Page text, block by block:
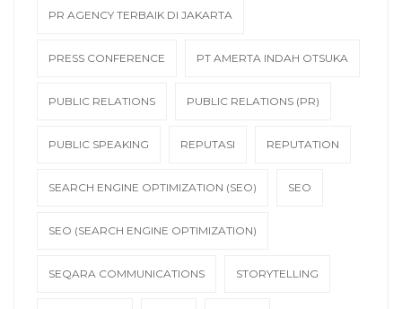
PR AGENCY TERBAIK DI JAKARTA
PRESS CONFERENCE PT AMERTA INDAH OTSUKA
PUBLIC RELATIONS PUBLIC RELATIONS (PR)
PUBLIC SPEAKING REPUTASI REPUTATION
SEARCH ENGINE OPTIMIZATION (SEO) SEO
SEO (SEARCH ENGINE OPTIMIZATION)
SEQARA COMMUNICATIONS STORYTELLING